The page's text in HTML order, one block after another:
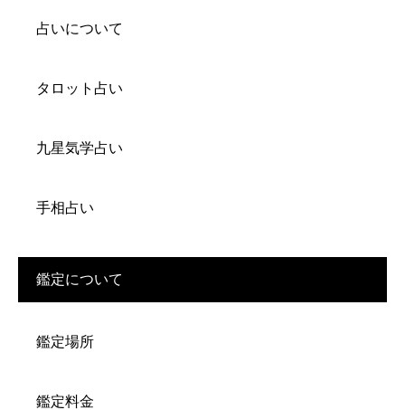
占いについて
タロット占い
九星気学占い
手相占い
鑑定について
鑑定場所
鑑定料金